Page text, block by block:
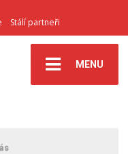
Stálí partneři
MENU